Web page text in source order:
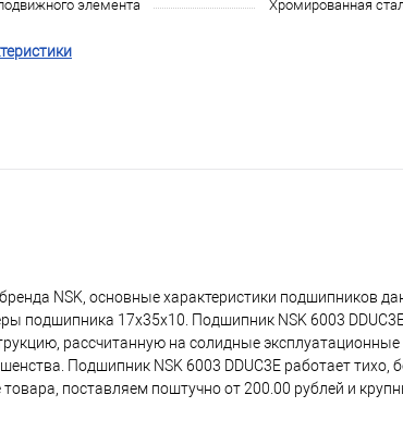
элемента
Хромированная
NSK, основные характеристики подшипников
подшипника 17x35x10. Подшипник NSK 6003
рассчитанную на солидные эксплуатационные
Подшипник NSK 6003 DDUC3E работает тихо,
поставляем поштучно от 200.00 рублей и